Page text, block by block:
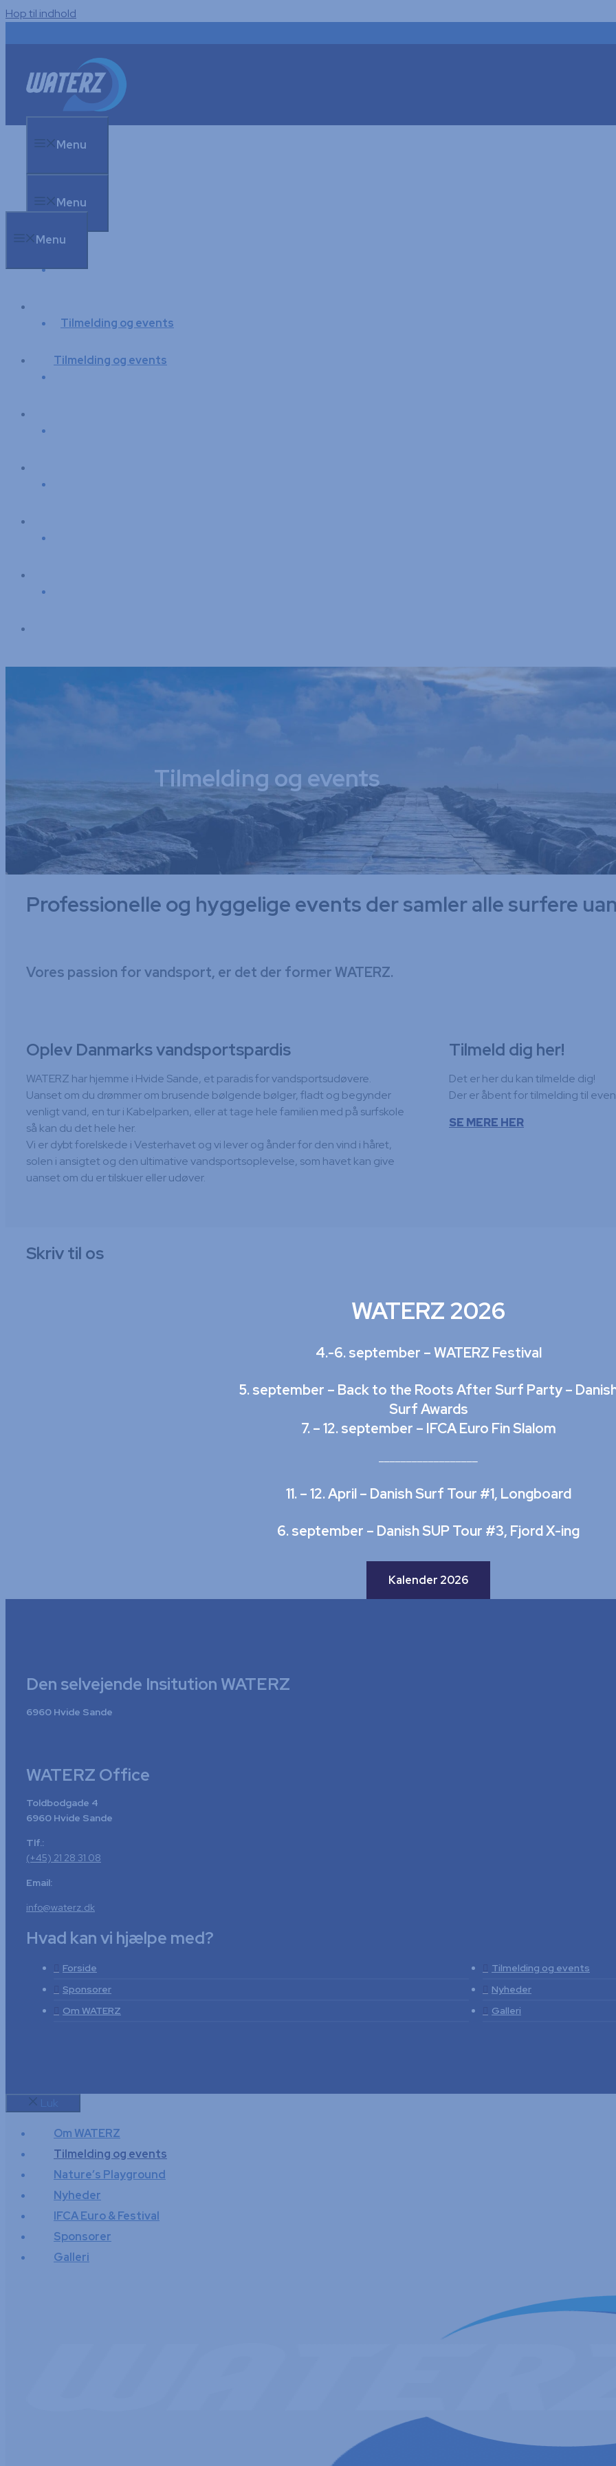
Hop til indhold
Menu
Menu
Om WATERZ
Tilmelding og events
Menu
Tilmelding og events
Tilmelding og events
Professionelle og hyggelige events der samler alle surfere
Vores passion for vandsport, er det der former WATERZ.
Oplev Danmarks vandsportspardis
WATERZ har hjemme i Hvide Sande, et paradis for vandsportsudøvere.
Uanset om du drømmer om brusende bølgende bølger, fladt og begynder
venligt vand, en tur i Kabelparken, eller at tage hele familien med på surfskole
så kan du det hele her.
Vi er dybt forelskede i Vesterhavet og vi lever og ånder for den vind i håret,
solen i ansigtet og den ultimative vandsportsoplevelse, som havet kan give
uanset om du er tilskuer eller udøver.
Tilmeld dig her!
Det er her du kan tilmelde dig!
Der er åbent for tilmelding til
SE MERE HER
Skriv til os
WATERZ 2026
4.-6. september – WATERZ Festival
5. september – Back to the Roots After Surf Party –
Surf Awards
7. – 12. september – IFCA Euro Fin Slalom
11. – 12. April – Danish Surf Tour #1, Longboard
6. september – Danish SUP Tour #3, Fjord X-ing
Kalender 2026
Den selvejende Insitution WATERZ
6960 Hvide Sande
WATERZ Office
Toldbodgade 4
6960 Hvide Sande
Tlf.:
(+45) 21 28 31 08
Email:
info@waterz.dk
Hvad kan vi hjælpe med?
Forside
Sponsorer
Om WATERZ
Tilmelding og events
Nyheder
Galleri
Luk
Om WATERZ
Tilmelding og events
Nature’s Playground
Nyheder
IFCA Euro & Festival
Sponsorer
Galleri